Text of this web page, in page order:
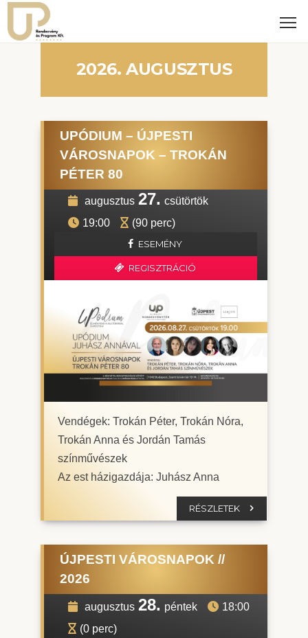
2026. AUGUSZTUS
UPÓDIUM – ÚJPESTI
VÁROSNAPOK – TROKÁN
PÉTER 80
augusztus 27. csütörtök
19:00
(90 perc)
ESEMÉNY
REGISZTRÁCIÓ
Vendégek: Trokán Péter, Trokán Nóra,
Trokán Anna és Jordán Tamás
színművészek
Az est házigazdája: Juhász Anna
RÉSZLETEK
ÚJPESTI VÁROSNAPOK //
2026
augusztus 28. péntek
18:00
(0 perc)